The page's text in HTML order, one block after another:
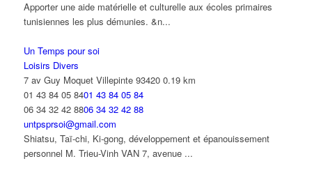
Apporter une aide matérielle et culturelle aux écoles primaires
tunisiennes les plus démunies. &n...
Un Temps pour soi
Loisirs Divers
7 av Guy Moquet Villepinte 93420 0.19 km
01 43 84 05 8401 43 84 05 84
06 34 32 42 8806 34 32 42 88
untpsprsoi@gmail.com
Shiatsu, Taï-chi, Ki-gong, développement et épanouissement
personnel M. Trieu-Vinh VAN 7, avenue ...